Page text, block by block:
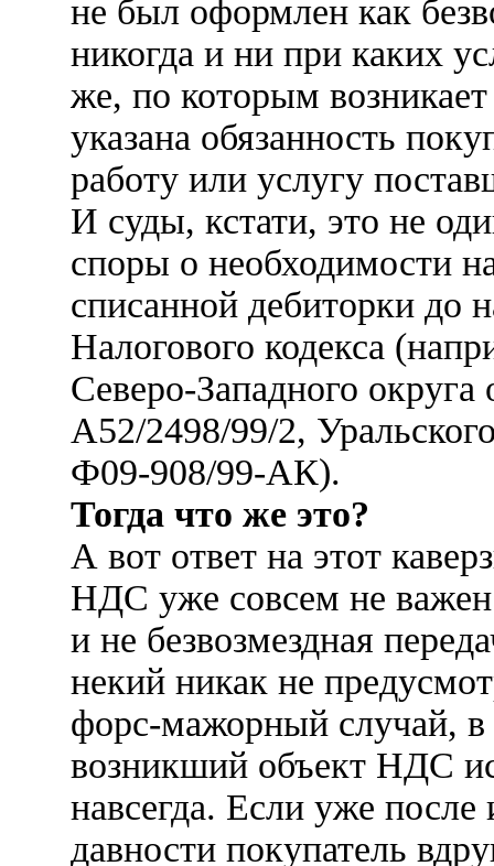
не был оформлен как
никогда и ни при каких
же, по которым
указана обязанность
работу или услугу
И суды, кстати, это не
споры о необходимости
списанной дебиторки до
Налогового кодекса
Северо-Западного округа
А52/2498/99/2,
Ф09-908/99-АК).
Тогда что же это?
А вот ответ на этот
НДС уже совсем не
и не безвозмездная
некий никак не
форс-мажорный случай, в
возникший объект НДС
навсегда. Если уже после
давности покупатель